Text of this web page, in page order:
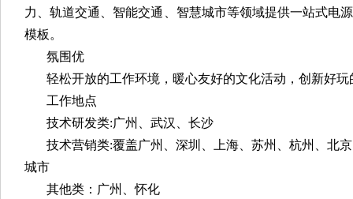
力、轨道交通、智能交通、智慧城市等领域提供一站式电
模板。
氛围优
轻松开放的工作环境，暖心友好的文化活动，创新好玩
工作地点
技术研发类:广州、武汉、长沙
技术营销类:覆盖广州、深圳、上海、苏州、杭州、北
城市
其他类：广州、怀化